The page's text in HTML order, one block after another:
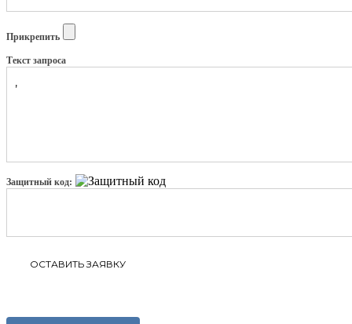
Прикрепить
Текст запроса
Защитный код: